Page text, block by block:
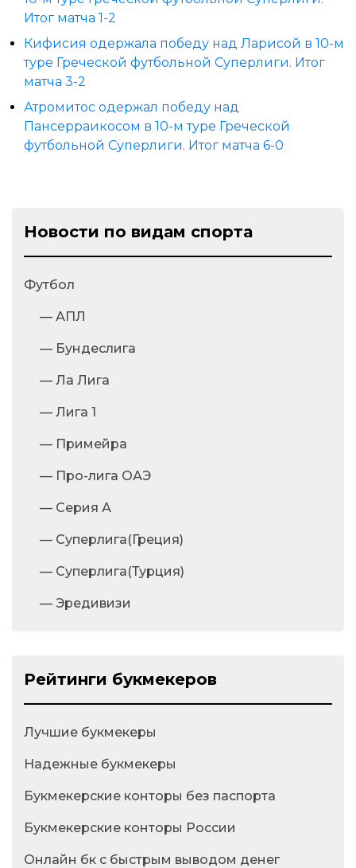
Итог матча 1-2
Кифисия одержала победу над Ларисой в 10-м
туре Греческой футбольной Суперлиги. Итог
матча 3-2
Атромитос одержал победу над
Пансерраикосом в 10-м туре Греческой
футбольной Суперлиги. Итог матча 6-0
Новости по видам спорта
Футбол
— АПЛ
— Бундеслига
— Ла Лига
— Лига 1
— Примейра
— Про-лига ОАЭ
— Серия А
— Суперлига(Греция)
— Суперлига(Турция)
— Эредивизи
Рейтинги букмекеров
Лучшие букмекеры
Надежные букмекеры
Букмекерские конторы без паспорта
Букмекерские конторы России
Онлайн бк с быстрым выводом денег